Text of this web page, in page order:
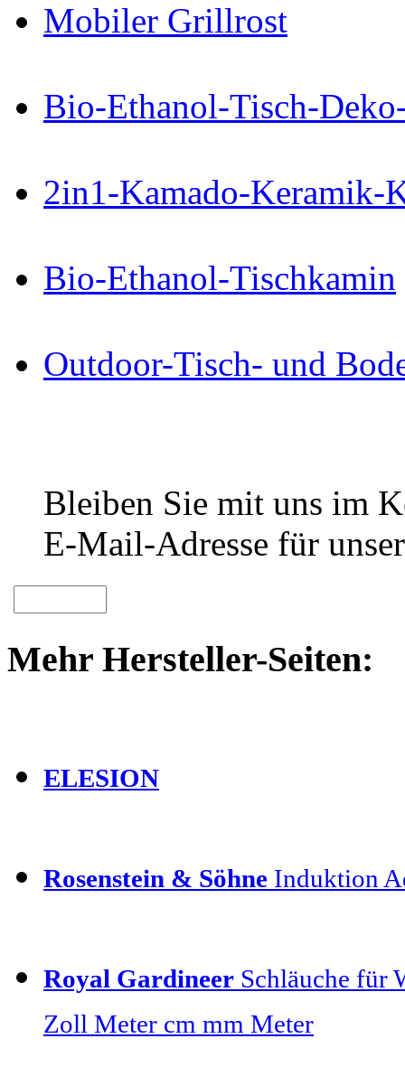
Mobiler Grillrost
Bio-Ethanol-Tisch-
2in1-Kamado-Keramik-
Bio-Ethanol-Tischkamin
Outdoor-Tisch- und
Bleiben Sie mit uns im
E-Mail-Adresse für
Mehr Hersteller-Seiten:
ELESION
Rosenstein & Söhne Induktion
Royal Gardineer Schläuche für
Zoll Meter cm mm Meter